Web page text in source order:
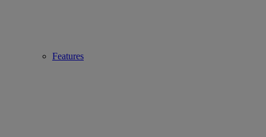
Features